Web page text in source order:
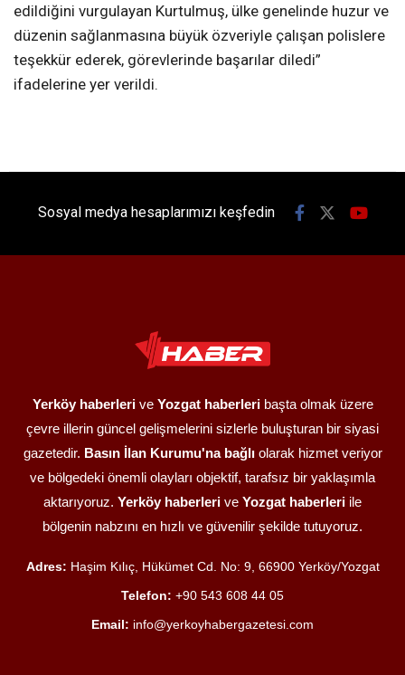
edildiğini vurgulayan Kurtulmuş, ülke genelinde huzur ve
düzenin sağlanmasına büyük özveriyle çalışan polislere
teşekkür ederek, görevlerinde başarılar diledi”
ifadelerine yer verildi.
Sosyal medya hesaplarımızı keşfedin
Yerköy haberlerive Yozgat haberleribaşta olmak üzere
çevre illerin güncel gelişmelerini sizlerle buluşturan bir siyasi
gazetedir. Basın İlan Kurumu'na bağlıolarak hizmet veriyor
ve bölgedeki önemli olayları objektif, tarafsız bir yaklaşımla
aktarıyoruz. Yerköy haberleri ve Yozgat haberleri ile
bölgenin nabzını en hızlı ve güvenilir şekilde tutuyoruz.
Adres: Haşim Kılıç, Hükümet Cd. No: 9, 66900 Yerköy/Yozgat
Telefon: +90 543 608 44 05
Email: info@yerkoyhabergazetesi.com